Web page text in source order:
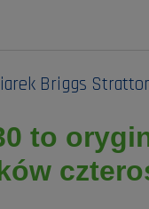
Briggs
to